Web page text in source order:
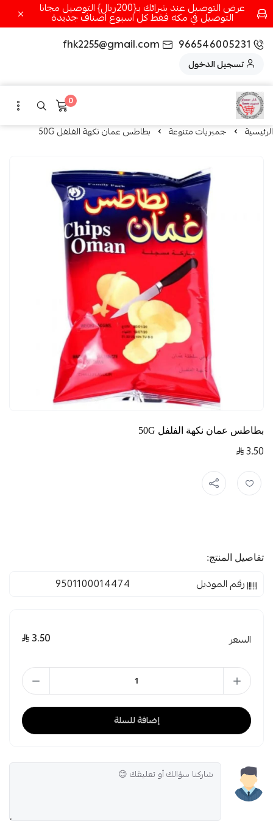
عرض التوصيل عند شرائك بـ{200ريال} التوصيل مجانا
التوصيل في مكه فقط كل اسبوع اصناف جديدة
966546005231
fhk2255@gmail.com
تسجيل الدخول
0
الرئيسية جمبريات متنوعة بطاطس عمان نكهة الفلفل 50G
بطاطس عمان نكهة الفلفل 50G
3.50
تفاصيل المنتج:
رقم الموديل 9501100014474
السعر 3.50
إضافة للسلة